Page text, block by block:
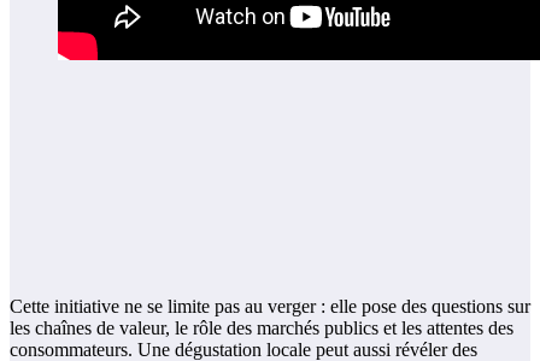
Cette initiative ne se limite pas au verger : elle pose des questions sur
les chaînes de valeur, le rôle des marchés publics et les attentes des
consommateurs. Une dégustation locale peut aussi révéler des